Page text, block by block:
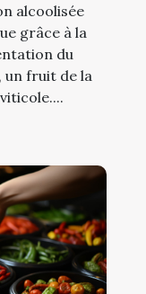
alcoolisée
grâce à la
du
un fruit de la